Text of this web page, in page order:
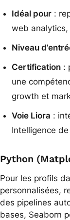
Idéal pour :
web
Niveau
Certification :
une
growth et
Voie Liora :
Intelligence de
Python
Pour les profils
personnalisées,
des pipelines
bases, Seaborn